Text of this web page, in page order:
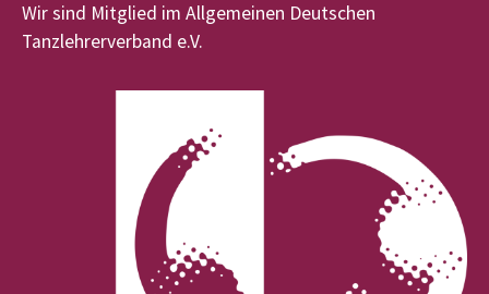
Wir sind Mitglied im Allgemeinen Deutschen
Tanzlehrerverband e.V.